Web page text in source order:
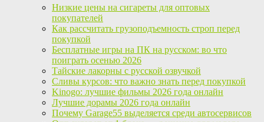
Низкие цены на сигареты для оптовых
покупателей
Как рассчитать грузоподъемность строп перед
покупкой
Бесплатные игры на ПК на русском: во что
поиграть осенью 2026
Тайские лакорны с русской озвучкой
Сливы курсов: что важно знать перед покупкой
Kinogo: лучшие фильмы 2026 года онлайн
Лучшие дорамы 2026 года онлайн
Почему Garage55 выделяется среди автосервисов